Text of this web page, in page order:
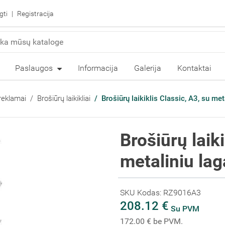
Registracija
Paslaugos Informacija Galerija Kontaktai
Brošiūrų laikikliai Brošiūrų laikiklis Classic, A3, su
Brošiūrų
metaliniu
SKU Kodas: RZ9016A3
208.12 € Su PVM
172.00 € be PVM.